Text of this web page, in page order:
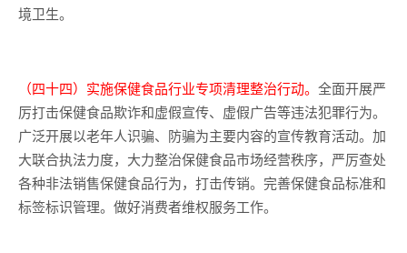
境卫生。
（四十四）实施保健食品行业专项清理整治行动。 全面开展严
厉打击保健食品欺诈和虚假宣传、虚假广告等违法犯罪行为。
广泛开展以老年人识骗、防骗为主要内容的宣传教育活动。加
大联合执法力度，大力整治保健食品市场经营秩序，严厉查处
各种非法销售保健食品行为，打击传销。完善保健食品标准和
标签标识管理。做好消费者维权服务工作。